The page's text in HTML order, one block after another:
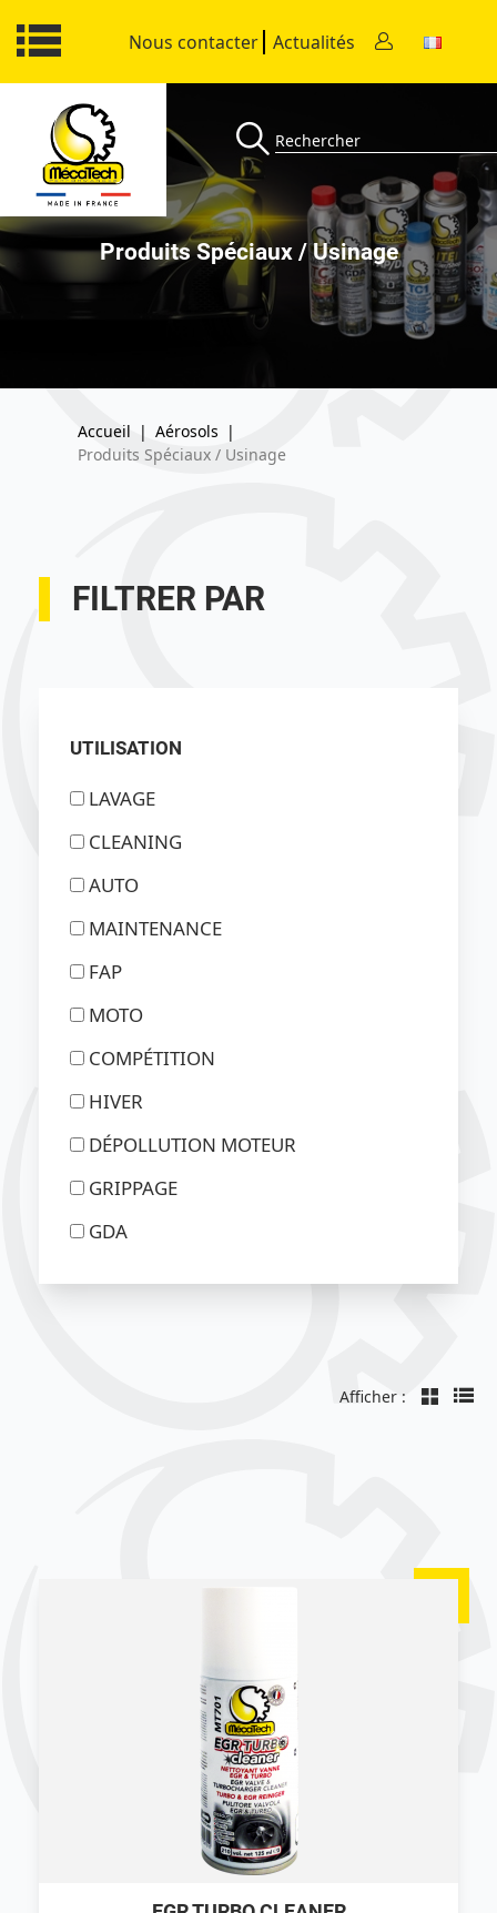
Nous contacter Actualités
Produits Spéciaux / Usinage
Accueil | Aérosols |
Produits Spéciaux / Usinage
FILTRER PAR
UTILISATION
LAVAGE
CLEANING
AUTO
MAINTENANCE
FAP
MOTO
COMPÉTITION
HIVER
DÉPOLLUTION MOTEUR
GRIPPAGE
GDA
Afficher :